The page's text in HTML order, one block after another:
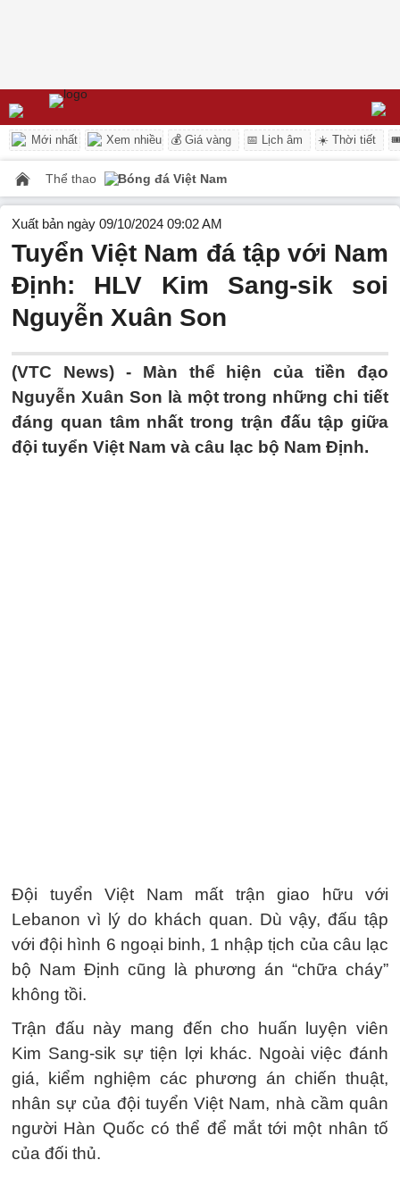
Mới nhất Xem nhiều 💰 Giá vàng 📅 Lịch âm ☀️ Thời tiết
Thể thao Bóng đá Việt Nam
Xuất bản ngày 09/10/2024 09:02 AM
Tuyển Việt Nam đá tập với Nam
Định: HLV Kim Sang-sik soi
Nguyễn Xuân Son
(VTC News) - Màn thể hiện của tiền đạo
Nguyễn Xuân Son là một trong những chi tiết
đáng quan tâm nhất trong trận đấu tập giữa
đội tuyển Việt Nam và câu lạc bộ Nam Định.
Đội tuyển Việt Nam mất trận giao hữu với
Lebanon vì lý do khách quan. Dù vậy, đấu tập
với đội hình 6 ngoại binh, 1 nhập tịch của câu lạc
bộ Nam Định cũng là phương án “chữa cháy”
không tồi.
Trận đấu này mang đến cho huấn luyện viên
Kim Sang-sik sự tiện lợi khác. Ngoài việc đánh
giá, kiểm nghiệm các phương án chiến thuật,
nhân sự của đội tuyển Việt Nam, nhà cầm quân
người Hàn Quốc có thể để mắt tới một nhân tố
của đối thủ.